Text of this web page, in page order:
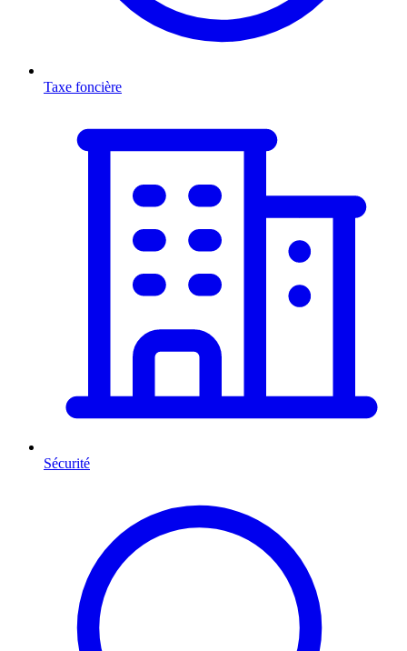
Taxe foncière
Sécurité